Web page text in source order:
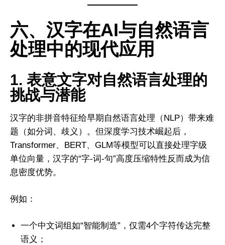
六、汉字在AI与自然语言
处理中的现代应用
1. 表意文字对自然语言处理的
挑战与潜能
汉字的非拼音特征给早期自然语言处理（NLP）带来难
题（如分词、歧义）。但深度学习技术崛起后，
Transformer、BERT、GLM等模型可以直接处理字级
单位向量，汉字的“字-词-句”高度压缩特性反而成为信
息密度优势。
例如：
一个中文词组如“智能制造”，仅需4个字符传达完整
语义；